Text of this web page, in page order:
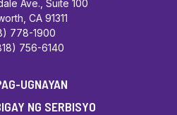
Ave., Suite 100
CA 91311
778-1900
756-6140
UGNAYAN
NG SERBISYO